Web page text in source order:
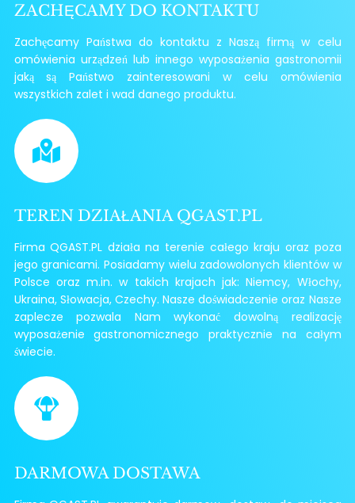
ZACHĘCAMY DO KONTAKTU
Zachęcamy Państwa do kontaktu z Naszą firmą w celu
omówienia urządzeń lub innego wyposażenia gastronomii
jaką są Państwo zainteresowani w celu omówienia
wszystkich zalet i wad danego produktu.
TEREN DZIAŁANIA QGAST.PL
Firma QGAST.PL działa na terenie całego kraju oraz poza
jego granicami. Posiadamy wielu zadowolonych klientów w
Polsce oraz m.in. w takich krajach jak: Niemcy, Włochy,
Ukraina, Słowacja, Czechy. Nasze doświadczenie oraz Nasze
zaplecze pozwala Nam wykonać dowolną realizację
wyposażenie gastronomicznego praktycznie na całym
świecie.
DARMOWA DOSTAWA